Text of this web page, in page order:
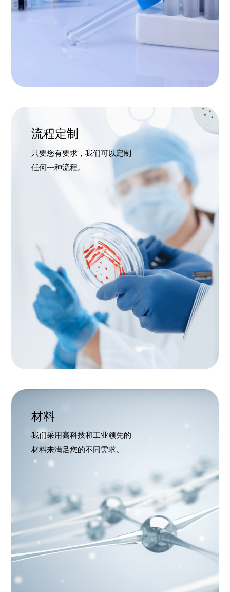
流程定制
只要您有要求，我们可以定制
任何一种流程。
材料
我们采用高科技和工业领先的
材料来满足您的不同需求。